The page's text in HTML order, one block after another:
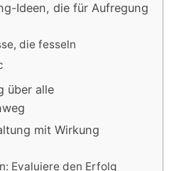
Ideen, die für Aufregung
die fesseln
über alle
mit Wirkung
Evaluiere den Erfolg